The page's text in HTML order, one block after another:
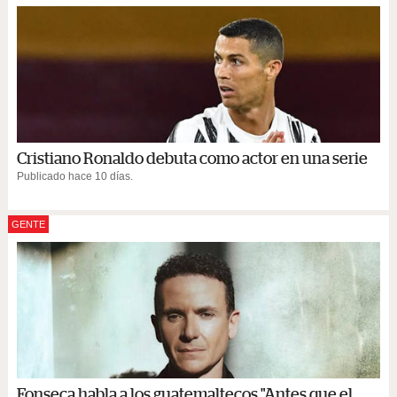
Cristiano Ronaldo debuta como actor en una serie
Publicado hace 10 días.
GENTE